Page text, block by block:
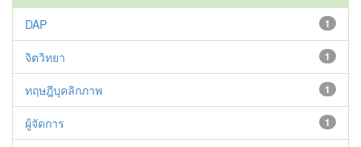
1
DAP
1
จิตวิทยา
1
ทฤษฎีบุคลิกภาพ
1
ผู้จัดการ